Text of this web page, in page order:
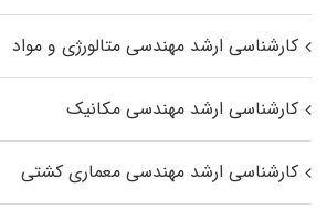
کارشناسی ارشد مهندسی متالورژی و مواد
کارشناسی ارشد مهندسی مکانیک
کارشناسی ارشد مهندسی معماری کشتی